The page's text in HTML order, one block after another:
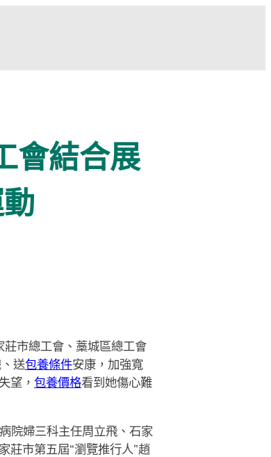
會結合展
莊市總工會、藁城區總工會
送包養條件安康，加強寬
望， 包養價格看到她傷心難
院婦三科主任周立飛、石家
莊市第五屆“瀏覽推行人”趙